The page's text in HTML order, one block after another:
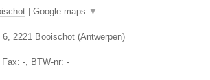
Google maps ▼
6 2221 Booischot (Antwerpen)
, Fax: - , BTW-nr: -